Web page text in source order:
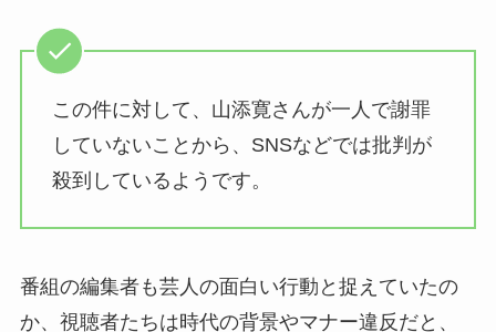
この件に対して、山添寛さんが一人で謝罪
していないことから、SNSなどでは批判が
殺到しているようです。
番組の編集者も芸人の面白い行動と捉えていたの
か、視聴者たちは時代の背景やマナー違反だと、